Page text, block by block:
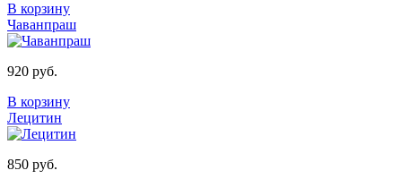
В корзину
Чаванпраш
920 руб.
В корзину
Лецитин
850 руб.